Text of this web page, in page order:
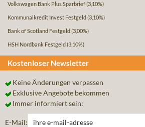
Volkswagen Bank Plus Sparbrief(3,10%)
Kommunalkredit Invest Festgeld (3,10%)
Bank of Scotland Festgeld (3,00%)
HSH Nordbank Festgeld (3,10%)
Kostenloser Newsletter
Keine Änderungen verpassen
Exklusive Angebote bekommen
Immer informiert sein:
E-Mail: